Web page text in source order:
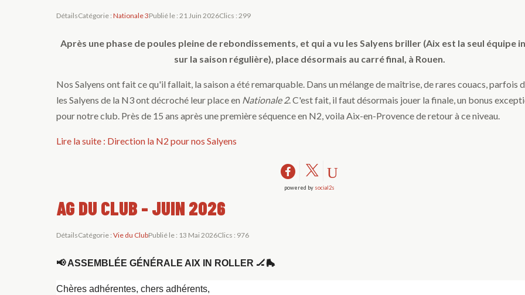
DétailsCatégorie : Nationale 3Publié le : 21 Juin 2026Clics : 299
Après une phase de poules pleine de rebondissements, et qui a vu les Salyens briller (Aix est la seul équipe
sur la saison régulière), place désormais au carré final, à Rouen.
Nos Salyens ont fait ce qu'il fallait, la saison a été remarquable. Dans un mélange de maîtrise, de rares couacs, parfois
les Salyens de la N3 ont décroché leur place en Nationale 2. C'est fait, il faut désormais jouer la finale, un bonus
pour notre club. Près de 15 ans après une première séquence en N2, voila Aix-en-Provence de retour à ce niveau.
Lire la suite : Direction la N2 pour nos Salyens
powered by social2s
AG DU CLUB - JUIN 2026
DétailsCatégorie : Vie du ClubPublié le : 13 Mai 2026Clics : 976
📢ASSEMBLÉE GÉNÉRALE AIX IN ROLLER 🏒🛼
Chères adhérentes, chers adhérents,